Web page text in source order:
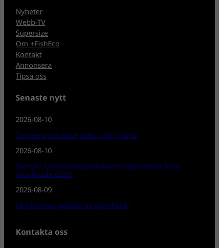
Nyheter
Webb-TV
Supersize
Om +FishEco
Kontakt
Annonsera
Tipsa oss
Senaste nytt
2026-08-10
Damerna på sjätte plats i VM i Fluga!
2026-08-10
Svenska Livräddningssällskapet rapporterar färre
drunknade 2026!
2026-08-09
Så påverkas gäddan av sportfiske!
Kontakta oss